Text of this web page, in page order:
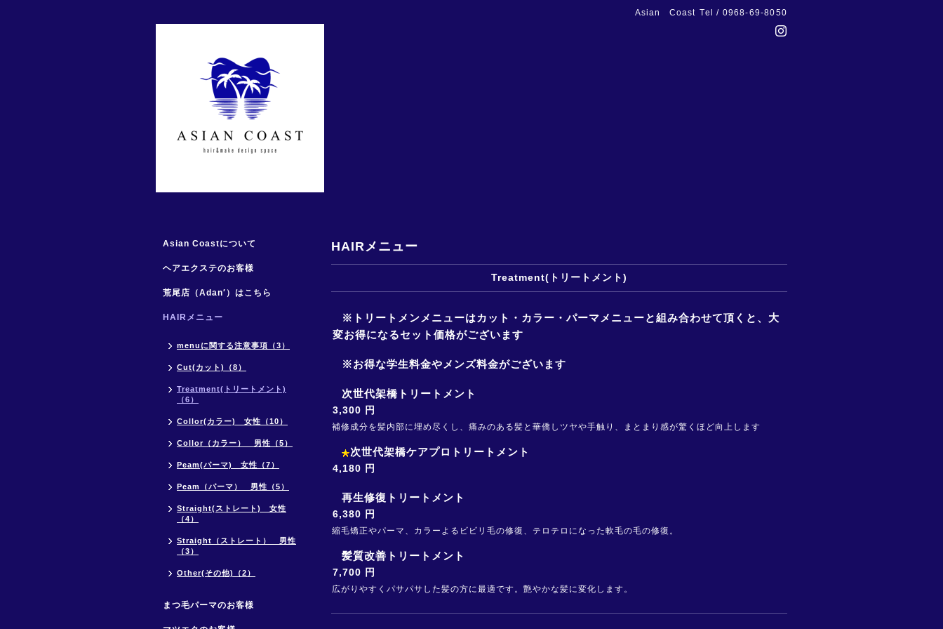
Asian Coast Tel / 0968-69-8050
HAIRメニュー
Treatment(トリートメント)
※トリートメンメニューはカット・カラー・パーマメニューと組み合わせて頂くと、大
変お得になるセット価格がございます
※お得な学生料金やメンズ料金がございます
次世代架橋トリートメント
3,300 円
補修成分を髪内部に埋め尽くし、痛みのある髪と華僑しツヤや手触り、まとまり感が驚くほど向上します
次世代架橋ケアプロトリートメント
4,180 円
再生修復トリートメント
6,380 円
縮毛矯正やパーマ、カラーよるビビリ毛の修復、テロテロになった軟毛の毛の修復。
髪質改善トリートメント
7,700 円
広がりやすくパサパサした髪の方に最適です。艶やかな髪に変化します。
Asian Coastについて
ヘアエクステのお客様
荒尾店（Adan′）はこちら
HAIRメニュー
menuに関する注意事項（3）
Cut(カット)（8）
Treatment(トリートメント)
（6）
Collor(カラー) 女性（10）
Collor（カラー） 男性（5）
Peam(パーマ) 女性（7）
Peam（パーマ） 男性（5）
Straight(ストレート) 女性
（4）
Straight（ストレート） 男性
（3）
Other(その他)（2）
まつ毛パーマのお客様